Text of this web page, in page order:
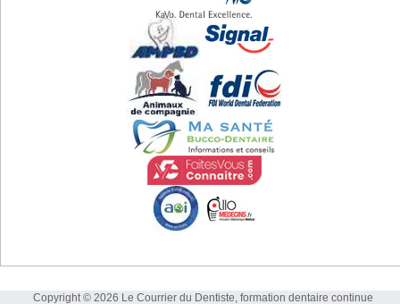
Copyright © 2026 Le Courrier du Dentiste, formation dentaire continue